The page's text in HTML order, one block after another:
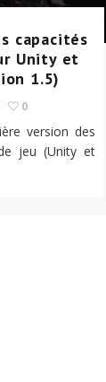
capacités
Unity et
1.5)
0
version des
jeu (Unity et